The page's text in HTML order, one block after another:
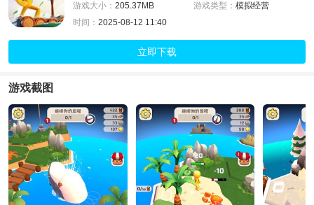
游戏大小： 205.37MB 游戏类型： 模拟经营
时间： 2025-08-12 11:40
立即下载
游戏截图